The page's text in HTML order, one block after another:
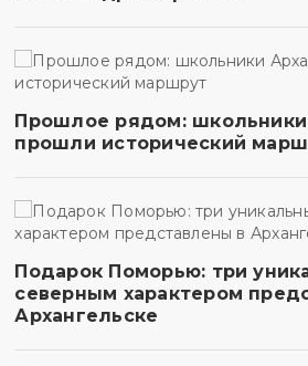
Прошлое рядом: школьники
прошли исторический
Подарок Поморью: три
северным характером
Архангельске